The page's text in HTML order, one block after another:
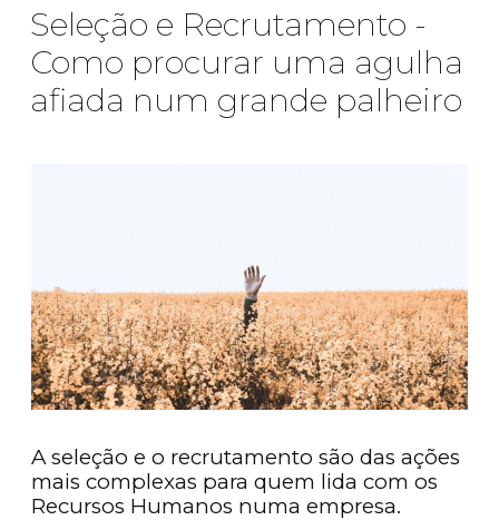
Seleção e Recrutamento -
Como procurar uma agulha
afiada num grande palheiro
A seleção e o recrutamento são das ações
mais complexas para quem lida com os
Recursos Humanos numa empresa.